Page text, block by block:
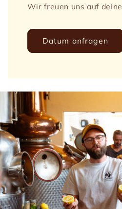
Wir freuen uns auf
Datum anfragen